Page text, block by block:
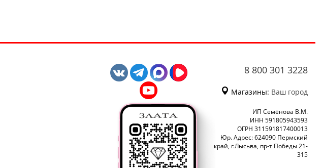
8 800 301 3228
Магазины: Ваш город
ИП Семёнова В.М.
ИНН 591805943593
ОГРН 311591817400013
Юр. Адрес: 624090 Пермский
край, г.Лысьва, пр-т Победы 21-
315